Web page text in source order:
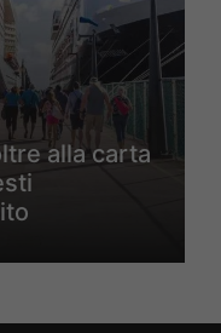
alla carta